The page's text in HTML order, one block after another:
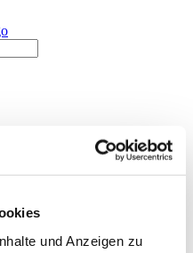
und Anzeigen zu